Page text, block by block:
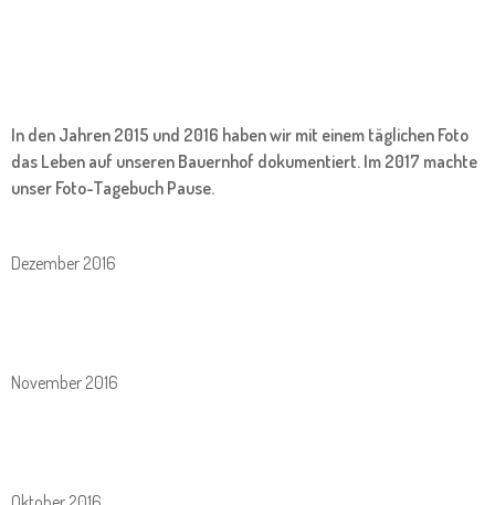
In den Jahren 2015 und 2016 haben wir mit einem täglichen Foto
das Leben auf unseren Bauernhof dokumentiert. Im 2017 machte
unser Foto-Tagebuch Pause.
Dezember 2016
November 2016